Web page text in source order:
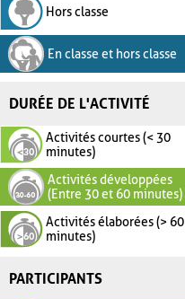
Hors classe
En classe et hors classe
DURÉE DE L'ACTIVITÉ
Activités courtes (< 30
minutes)
Activités développées
(Entre 30 et 60 minutes)
Activités élaborées (> 60
minutes)
PARTICIPANTS